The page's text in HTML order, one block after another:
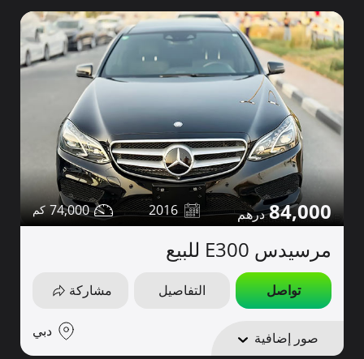
84,000
2016
74,000
مرسيدس E300 للبيع
تواصل التفاصيل مشاركة
صور إضافية دبي